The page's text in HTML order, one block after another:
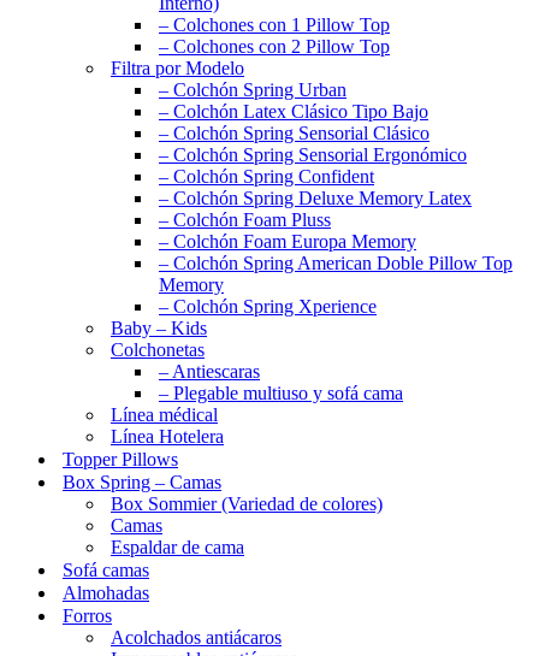
– Colchones con 1 Pillow Top
– Colchones con 2 Pillow Top
Filtra por Modelo
– Colchón Spring Urban
– Colchón Latex Clásico Tipo Bajo
– Colchón Spring Sensorial Clásico
– Colchón Spring Sensorial Ergonómico
– Colchón Spring Confident
– Colchón Spring Deluxe Memory Latex
– Colchón Foam Pluss
– Colchón Foam Europa Memory
– Colchón Spring American Doble Pillow Top
Memory
– Colchón Spring Xperience
Baby – Kids
Colchonetas
– Antiescaras
– Plegable multiuso y sofá cama
Línea médical
Línea Hotelera
Topper Pillows
Box Spring – Camas
Box Sommier (Variedad de colores)
Camas
Espaldar de cama
Sofá camas
Almohadas
Forros
Acolchados antiácaros